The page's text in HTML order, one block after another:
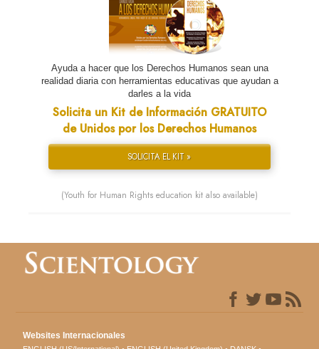
Ayuda a hacer que los Derechos Humanos sean una
realidad diaria con herramientas educativas que ayudan a
darles a la vida
Solicita un Kit de Información GRATUITO
de Unidos por los Derechos Humanos
SOLICITA EL KIT »
(Youth for Human Rights education kit also available)
Websites Internacionales